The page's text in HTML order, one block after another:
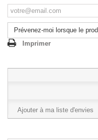
Prévenez-moi lorsque le
Imprimer
Ajouter à ma liste d'envies